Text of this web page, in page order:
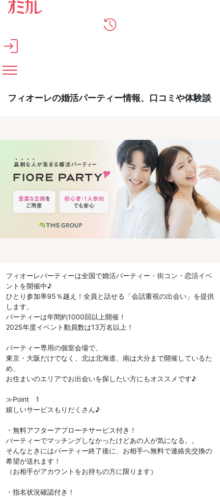
メインコンテンツへスキップ
フィオーレの婚活パーティー情報、口コミや体験談
フィオーレパーティーは全国で婚活パーティー・街コン・恋活イベ
ントを開催中♪
ひとり参加率95％越え！全員と話せる「会話重視の出会い」を提供
します。
パーティーは年間約1000回以上開催！
2025年度イベント動員数は13万名以上！
パーティー専用の個室会場で、
東京・大阪だけでなく、北は北海道、南は大分まで開催しているた
め、
お住まいのエリアでお出会いを探したい方にもオススメです♪
≫Point 1
嬉しいサービスもりだくさん♪
・無料アフターアプローチサービス付き！
パーティーでマッチングしなかったけどあの人が気になる。。
そんなときにはパーティー終了後に、お相手へ無料で連絡先交換の
希望が送れます！
（お相手がアカウントをお持ちの方に限ります）
・指名状況確認付き！